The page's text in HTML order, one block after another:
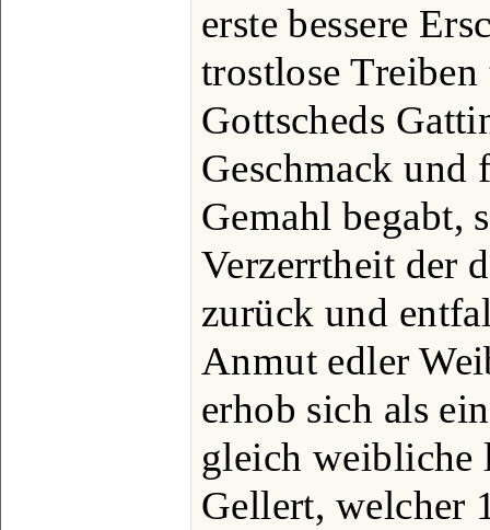
erste bessere
trostlose
Gottscheds
Geschmack und
Gemahl begabt,
Verzerrtheit der
zurück und
Anmut edler
erhob sich als
gleich weibliche
Gellert, welcher